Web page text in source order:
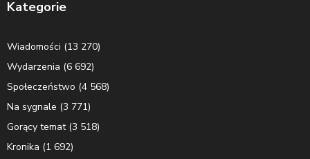
Kategorie
Wiadomości (13 270)
Wydarzenia (6 692)
Społeczeństwo (4 568)
Na sygnale (3 771)
Gorący temat(3 518)
Kronika (1 692)